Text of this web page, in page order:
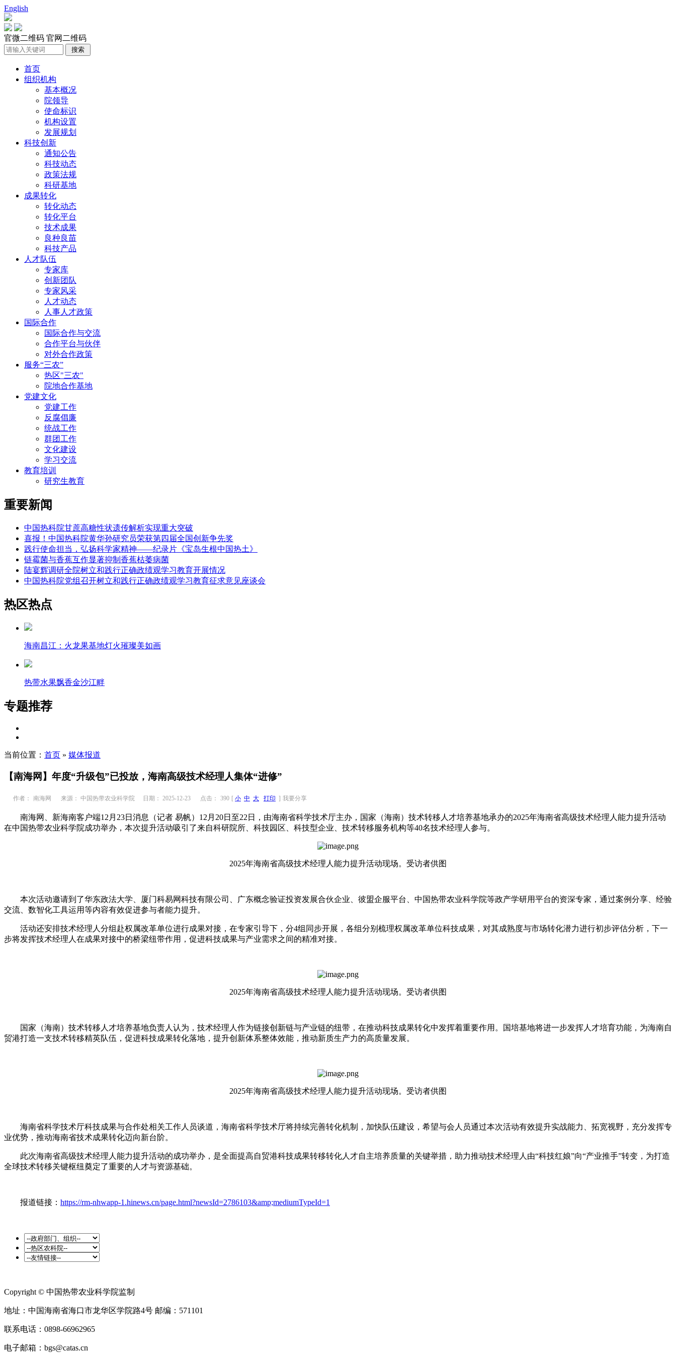
English
官微二维码 官网二维码
首页
组织机构
基本概况
院领导
使命标识
机构设置
发展规划
科技创新
通知公告
科技动态
政策法规
科研基地
成果转化
转化动态
转化平台
技术成果
良种良苗
科技产品
人才队伍
专家库
创新团队
专家风采
人才动态
人事人才政策
国际合作
国际合作与交流
合作平台与伙伴
对外合作政策
服务“三农”
热区"三农"
院地合作基地
党建文化
党建工作
反腐倡廉
统战工作
群团工作
文化建设
学习交流
教育培训
研究生教育
重要新闻
中国热科院甘蔗高糖性状遗传解析实现重大突破
喜报！中国热科院黄华孙研究员荣获第四届全国创新争先奖
践行使命担当，弘扬科学家精神——纪录片《宝岛生根中国热土》
链霉菌与香蕉互作显著抑制香蕉枯萎病菌
陆宴辉调研全院树立和践行正确政绩观学习教育开展情况
中国热科院党组召开树立和践行正确政绩观学习教育征求意见座谈会
热区热点
海南昌江：火龙果基地灯火璀璨美如画
热带水果飘香金沙江畔
专题推荐
当前位置： 首页 » 媒体报道
【南海网】年度“升级包”已投放，海南高级技术经理人集体“进修”
作者： 南海网 来源： 中国热带农业科学院 日期： 2025-12-23 点击： 390 [ 小 中 大 打印 ] 我要分享
南海网、新海南客户端12月23日消息（记者 易帆）12月20日至22日，由海南省科学技术厅主办，国家（海南）技术转移人才培养基地承办的2025年海南省高级技术经理人能力提升活动
在中国热带农业科学院成功举办，本次提升活动吸引了来自科研院所、科技园区、科技型企业、技术转移服务机构等40名技术经理人参与。
2025年海南省高级技术经理人能力提升活动现场。受访者供图
本次活动邀请到了华东政法大学、厦门科易网科技有限公司、广东概念验证投资发展合伙企业、彼盟企服平台、中国热带农业科学院等政产学研用平台的资深专家，通过案例分享、经验
交流、数智化工具运用等内容有效促进参与者能力提升。
活动还安排技术经理人分组赴权属改革单位进行成果对接，在专家引导下，分4组同步开展，各组分别梳理权属改革单位科技成果，对其成熟度与市场转化潜力进行初步评估分析，下一
步将发挥技术经理人在成果对接中的桥梁纽带作用，促进科技成果与产业需求之间的精准对接。
2025年海南省高级技术经理人能力提升活动现场。受访者供图
国家（海南）技术转移人才培养基地负责人认为，技术经理人作为链接创新链与产业链的纽带，在推动科技成果转化中发挥着重要作用。国培基地将进一步发挥人才培育功能，为海南自
贸港打造一支技术转移精英队伍，促进科技成果转化落地，提升创新体系整体效能，推动新质生产力的高质量发展。
2025年海南省高级技术经理人能力提升活动现场。受访者供图
海南省科学技术厅科技成果与合作处相关工作人员谈道，海南省科学技术厅将持续完善转化机制，加快队伍建设，希望与会人员通过本次活动有效提升实战能力、拓宽视野，充分发挥专
业优势，推动海南省技术成果转化迈向新台阶。
此次海南省高级技术经理人能力提升活动的成功举办，是全面提高自贸港科技成果转移转化人才自主培养质量的关键举措，助力推动技术经理人由“科技红娘”向“产业推手”转变，为打造
全球技术转移关键枢纽奠定了重要的人才与资源基础。
报道链接： https://rm-nhwapp-1.hinews.cn/page.html?newsId=2786103&amp;mediumTypeId=1
Copyright © 中国热带农业科学院监制
地址：中国海南省海口市龙华区学院路4号 邮编：571101
联系电话：0898-66962965
电子邮箱：bgs@catas.cn